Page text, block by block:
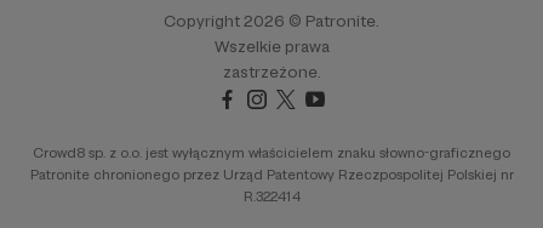
Copyright 2026 © Patronite.
Wszelkie prawa
zastrzeżone.
Crowd8 sp. z o.o. jest wyłącznym właścicielem znaku słowno-graficznego
Patronite chronionego przez Urząd Patentowy Rzeczpospolitej Polskiej nr
R.322414